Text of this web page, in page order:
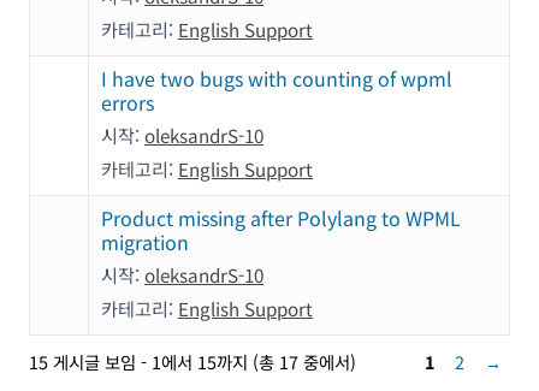
카테고리: English Support
I have two bugs with counting of wpml
errors
시작: oleksandrS-10
카테고리: English Support
Product missing after Polylang to WPML
migration
시작: oleksandrS-10
카테고리: English Support
15 게시글 보임 - 1에서 15까지 (총 17 중에서) 1 2 →